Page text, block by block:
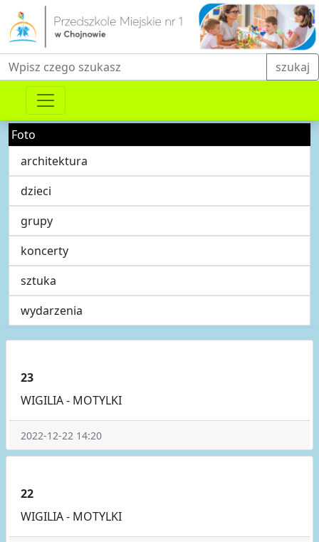
Fraza do wyszukiwania szukaj
Foto
architektura
dzieci
grupy
koncerty
sztuka
wydarzenia
23
WIGILIA - MOTYLKI
2022-12-22 14:20
22
WIGILIA - MOTYLKI